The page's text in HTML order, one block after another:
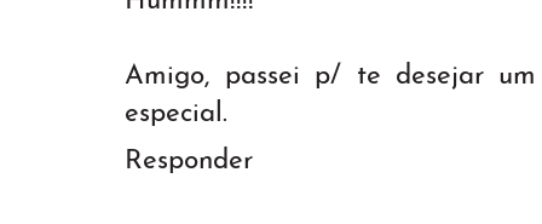
Amigo, passei p/ te desejar
especial.
Responder